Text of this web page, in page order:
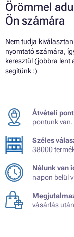
Örömmel
Ön számára
Nem tudja
nyomtató számára,
keresztül (jobbra lent
segítünk :)
Átvételi
pontunk van.
Széles
38000
Nálunk van
napon belül
vásárlás